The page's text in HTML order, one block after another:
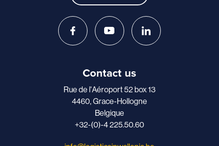
Contact us
Rue de l'Aéroport 52 box 13
4460, Grace-Hollogne
Belgique
+32-(0)-4 225.50.60